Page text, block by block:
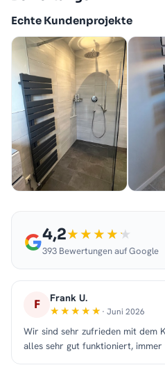
Echte Kundenprojekte
4,2
393 Bewertungen auf Google
F Frank U.
· Juni 2026
Wir sind sehr zufrieden mit dem
alles sehr gut funktioniert, immer